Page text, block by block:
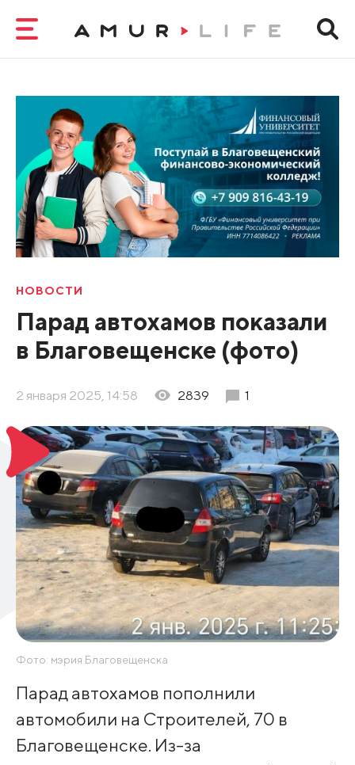
НОВОСТИ
Парад автохамов показали
в Благовещенске (фото)
2 января 2025, 14:58 2839 1
Фото: мэрия Благовещенска
Парад автохамов пополнили
автомобили на Строителей, 70 в
Благовещенске. Из-за